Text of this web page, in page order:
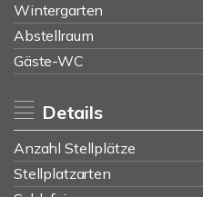
Wintergarten
Abstellraum
Gäste-WC
Details
Anzahl Stellplätze
Stellplatzarten